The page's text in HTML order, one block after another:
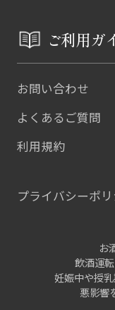
ご利用ガ
お問い合わせ
よくあるご質問
利用規約
プライバシーポ
お
飲酒運
妊娠中や授
悪影響